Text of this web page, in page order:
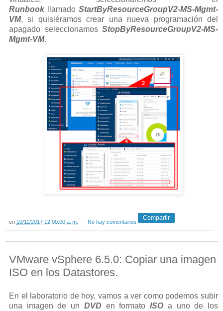
Runbook
llamado StartByResourceGroupV2-MS-Mgmt-
VM, si quisiéramos crear una nueva programación del
apagado seleccionamos StopByResourceGroupV2-MS-
Mgmt-VM.
en 10/11/2017 12:00:00 a. m. No hay comentarios:
Compartir
VMware vSphere 6.5.0: Copiar una imagen
ISO en los Datastores.
En el laboratorio de hoy, vamos a ver como podemos subir
una imagen de un DVD en formatoISO a uno de los